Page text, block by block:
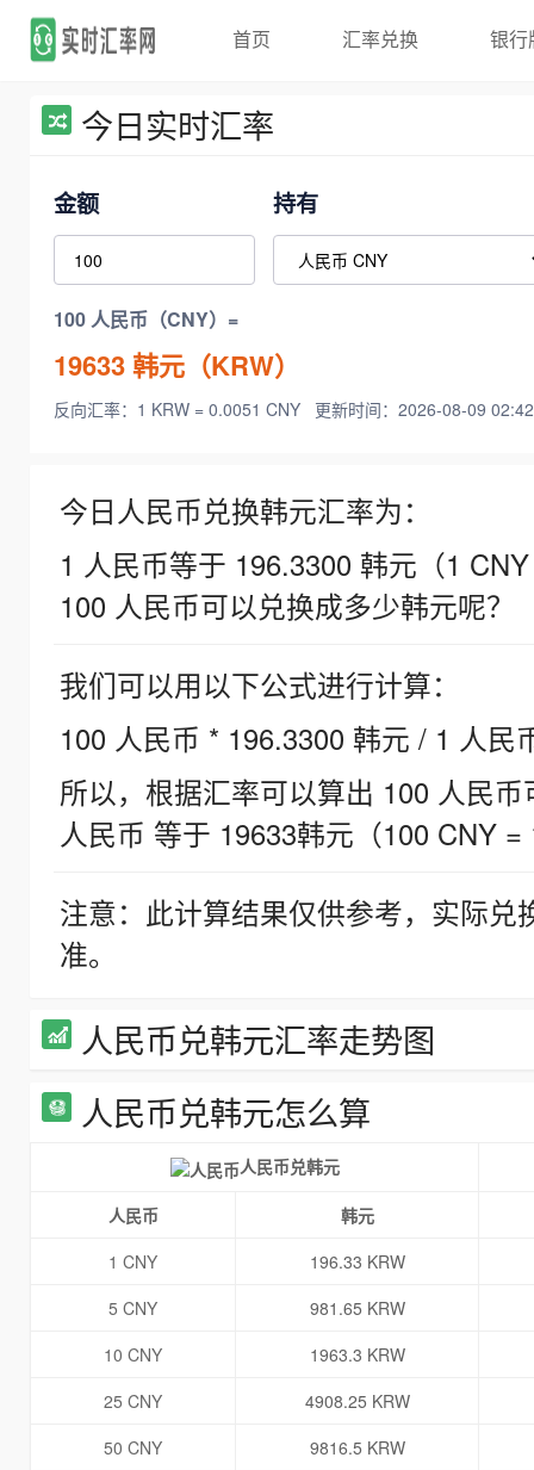
首页 汇率兑换 银行
今日实时汇率
金额 持有
100 人民币（CNY）=
19633韩元（KRW）
反向汇率：1 KRW = 0.0051 CNY 更新时间：2026-08-09
今日人民币兑换韩元汇率为：
1 人民币等于 196.3300 韩元（1
100 人民币可以兑换成多少韩元呢？
我们可以用以下公式进行计算：
100 人民币 * 196.3300 韩元 / 1 人民
所以，根据汇率可以算出 100 人民
人民币 等于 19633韩元（100 CNY =
注意：此计算结果仅供参考，实际
准。
人民币兑韩元汇率走势图
人民币兑韩元怎么算
人民币兑韩元
人民币
韩元
1 CNY
196.33 KRW
5 CNY
981.65 KRW
10 CNY
1963.3 KRW
25 CNY
4908.25 KRW
50 CNY
9816.5 KRW